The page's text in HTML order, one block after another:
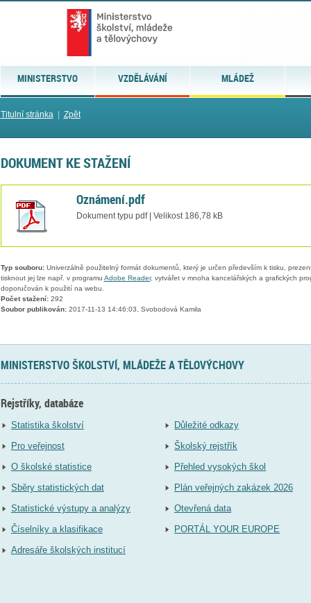
MINISTERSTVO VZDĚLÁVÁNÍ MLÁDEŽ
Titulní stránka| Zpět
DOKUMENT KE STAŽENÍ
Oznámení.pdf
Dokument typu pdf | Velikost 186,78 kB
Typ souboru:Univerzálně použitelný formát dokumentů, který je určen především k tisku,
tisknout jej lze např. v programu Adobe Reader, vytvářet v mnoha kancelářských a grafických
doporučován k použití na webu.
Počet stažení:292
Soubor publikován:2017-11-13 14:46:03, Svobodová Kamila
MINISTERSTVO ŠKOLSTVÍ, MLÁDEŽE A TĚLOVÝCHOVY
Rejstříky, databáze
Statistika školství
Pro veřejnost
O školské statistice
Sběry statistických dat
Statistické výstupy a analýzy
Číselníky a klasifikace
Adresáře školských institucí
Důležité odkazy
Školský rejstřík
Přehled vysokých škol
Plán veřejných zakázek 2026
Otevřená data
PORTÁL YOUR EUROPE